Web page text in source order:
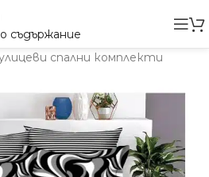
съдържание
спални комплекти